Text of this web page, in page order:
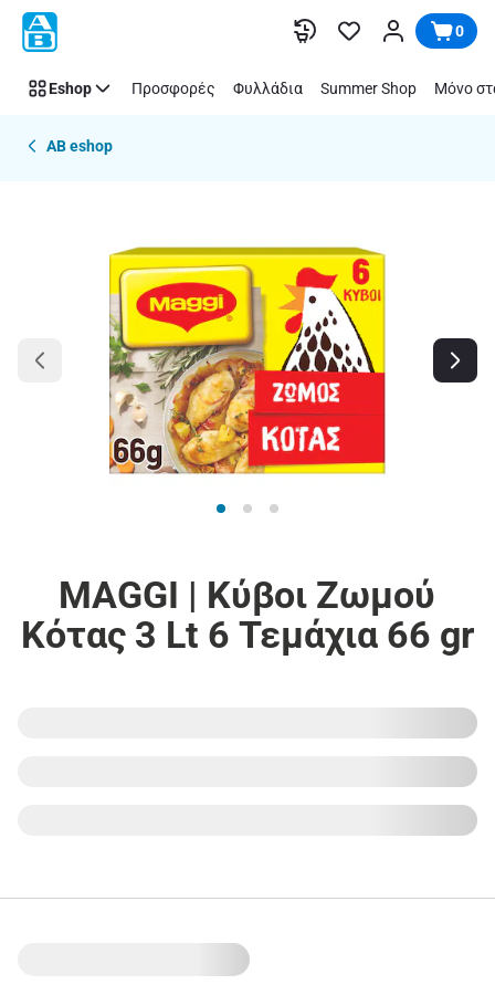
Παράλειψη 0
Eshop Προσφορές Φυλλάδια Summer Shop Μόνο
AB eshop
MAGGI | Κύβοι Ζωμού
Κότας 3 Lt 6 Τεμάχια 66 gr